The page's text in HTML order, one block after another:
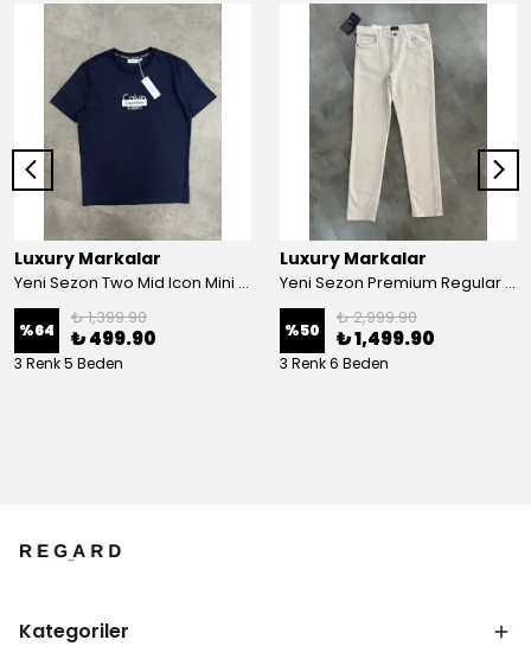
Luxury Markalar
Yeni Sezon Two Mid Icon Mini Logo T-shirt
%64
₺ 1,399.90
₺ 499.90
3 Renk 5 Beden
Luxury Markalar
Yeni Sezon Premium Regular Pamuk Kot Pantalon
%50
₺ 2,999.90
₺ 1,499.90
3 Renk 6 Beden
Kategoriler